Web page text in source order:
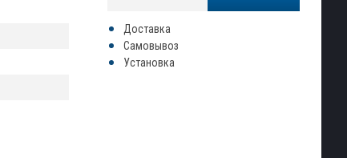
Доставка
Самовывоз
Установка